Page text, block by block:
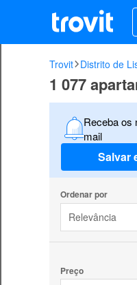
Trovit Distrito de
1 077
Receba os
mail
Salvar
Ordenar por
Relevância
Preço